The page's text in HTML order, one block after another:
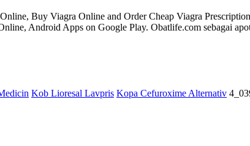
Buy Viagra Online and Order Cheap Viagra
Android Apps on Google Play. Obatlife.com sebagai
Kob Lioresal Lavpris Kopa Cefuroxime Alternativ